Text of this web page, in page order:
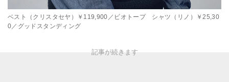
ベスト（クリスタセヤ）￥119,900／ビオトープ シャツ（リノ）￥25,30
0／グッドスタンディング